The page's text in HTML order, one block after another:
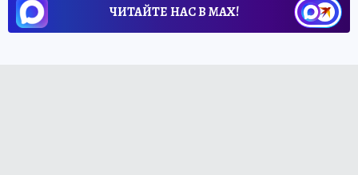
ЧИТАЙТЕ НАС В МАХ!